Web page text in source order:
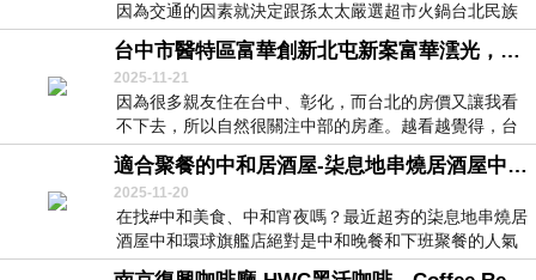
因為交通的因素就決定跟孫太太嚴選超市火鍋台北民族
店訂...
台中市醫特區富華創新北屯新案富華澐光，北屯小坪數預售屋，北屯2~3房建案
2025-11-21
因為很多親友住在台中、彰化，而台北的房價又讓我看
不下去，所以自然很關注中部的房產。越看越覺得，台
中北...
適合聚餐的中和居酒屋-柒息地串燒居酒屋中和環球店，有三菜星級小菜招待的中和燒烤晚餐、宵夜推薦
2025-11-20
在找#中和美食、中和宵夜嗎？最近超夯的柒息地串燒居
酒屋中和環球旗艦店絕對是中和晚餐和下班聚餐的人氣
新...